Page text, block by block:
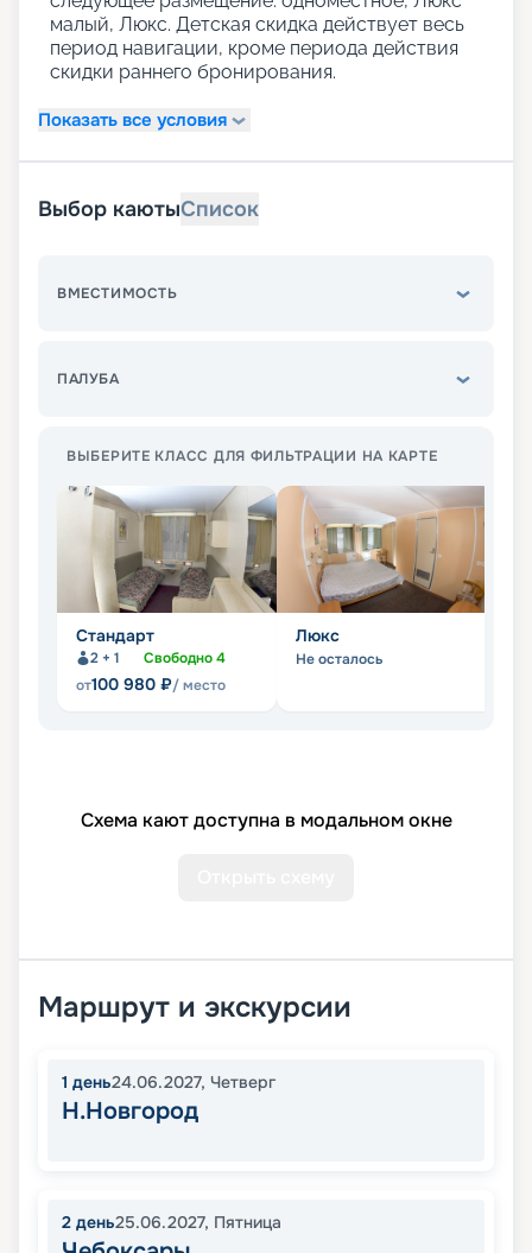
малый, Люкс. Детская скидка действует весь
период навигации, кроме периода действия
скидки раннего бронирования.
Показать все условия
Выбор каютыСписок
ВМЕСТИМОСТЬ
ПАЛУБА
ВЫБЕРИТЕ КЛАСС ДЛЯ ФИЛЬТРАЦИИ НА КАРТЕ
Стандарт
2 + 1 Свободно4
от100 980 ₽/ место
Люкс
Не осталось
Схема кают доступна в модальном окне
Маршрут и экскурсии
1 день24.06.2027, Четверг
Н.Новгород
2 день25.06.2027, Пятница